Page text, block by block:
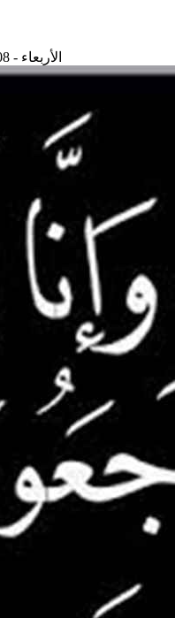
الأربعاء - 08 يوليو 2026 - 01:40 م بتوقيت عدن